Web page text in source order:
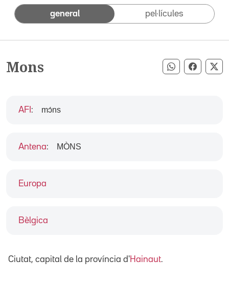
general pel·lícules
Mons Compartir
Europa
Bèlgica
AFI : mɔ́ns
Antena: MÒNS
Ciutat, capital de la província d'Hainaut.